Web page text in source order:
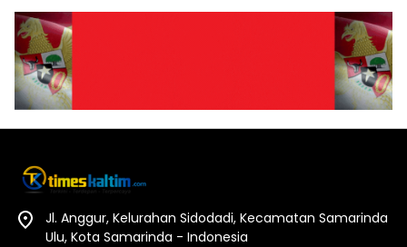
Jl. Anggur, Kelurahan Sidodadi, Kecamatan Samarinda
Ulu, Kota Samarinda - Indonesia